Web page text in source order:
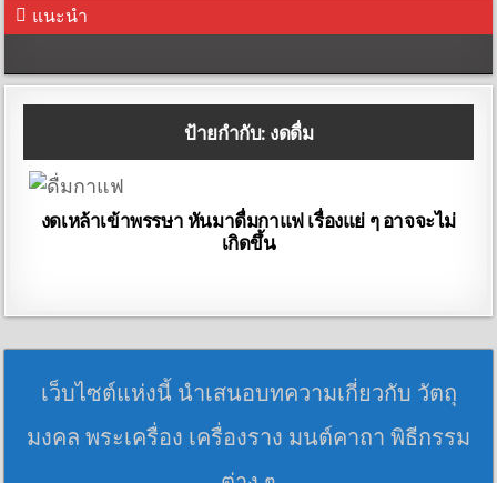
แนะนำ
ป้ายกำกับ: งดดื่ม
งดเหล้าเข้าพรรษา หันมาดื่มกาแฟ เรื่องแย่ ๆ อาจจะไม่
เกิดขึ้น
เว็บไซต์แห่งนี้ นำเสนอบทความเกี่ยวกับ วัตถุ
มงคล พระเครื่อง เครื่องราง มนต์คาถา พิธีกรรม